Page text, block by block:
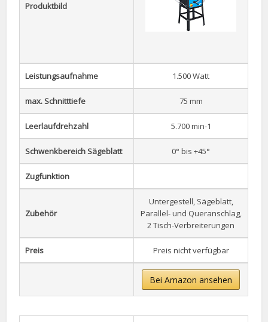
Produktbild
Leistungsaufnahme 1.500 Watt
max. Schnitttiefe 75 mm
Leerlaufdrehzahl 5.700 min-1
Schwenkbereich Sägeblatt 0° bis +45°
Zugfunktion
Zubehör
Untergestell, Sägeblatt,
Parallel- und Queranschlag,
2 Tisch-Verbreiterungen
Preis Preis nicht verfügbar
Bei Amazon ansehen